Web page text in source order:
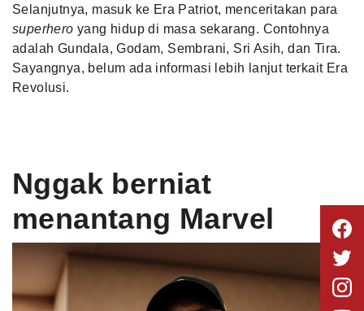
Selanjutnya, masuk ke Era Patriot, menceritakan para
superhero yang hidup di masa sekarang. Contohnya
adalah Gundala, Godam, Sembrani, Sri Asih, dan Tira.
Sayangnya, belum ada informasi lebih lanjut terkait Era
Revolusi.
Nggak berniat
menantang Marvel